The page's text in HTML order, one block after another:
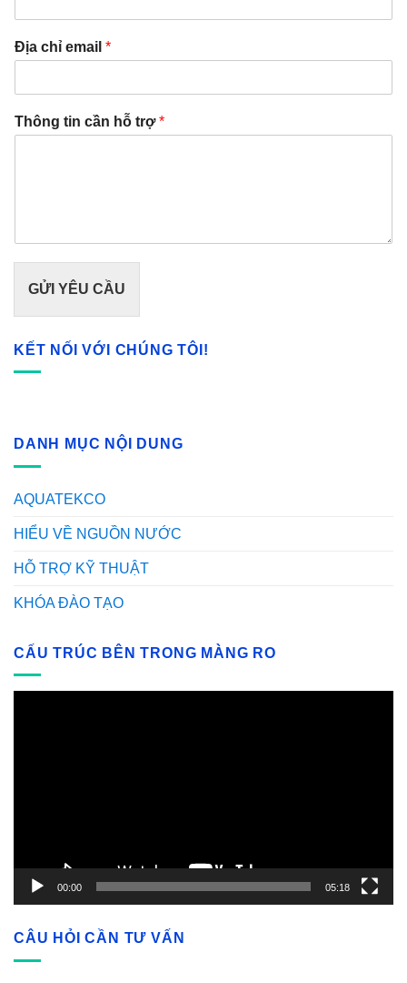
Địa chỉ email *
Thông tin cần hỗ trợ*
GỬI YÊU CẦU
KẾT NỐI VỚI CHÚNG TÔI!
DANH MỤC NỘI DUNG
AQUATEKCO
HIỂU VỀ NGUỒN NƯỚC
HỖ TRỢ KỸ THUẬT
KHÓA ĐÀO TẠO
CẤU TRÚC BÊN TRONG MÀNG RO
00:00 05:18
CÂU HỎI CẦN TƯ VẤN